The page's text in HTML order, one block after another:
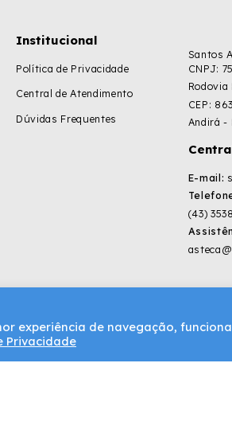
Institucional
Política de Privacidade
Central de Atendimento
Dúvidas Frequentes
Santos
CNPJ:
Rodovia
CEP:
Andirá -
E-mail:
(43)
experiência de navegação,
Privacidade